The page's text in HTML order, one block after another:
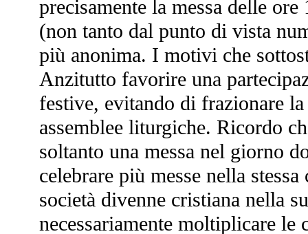
precisamente la messa delle
(non tanto dal punto di vista
più anonima. I motivi che
Anzitutto favorire una
festive, evitando di frazionare
assemblee liturgiche. Ricordo
soltanto una messa nel giorno
celebrare più messe nella
società divenne cristiana nella
necessariamente moltiplicare le